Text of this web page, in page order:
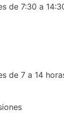
de 7:30 a
de 7 a 14